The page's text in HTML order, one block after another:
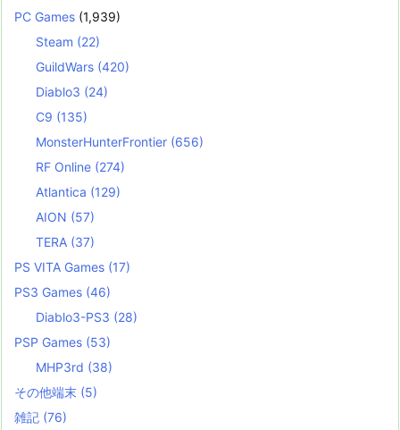
PC Games (1,939)
Steam (22)
GuildWars (420)
Diablo3 (24)
C9 (135)
MonsterHunterFrontier (656)
RF Online (274)
Atlantica (129)
AION (57)
TERA (37)
PS VITA Games (17)
PS3 Games (46)
Diablo3-PS3 (28)
PSP Games (53)
MHP3rd (38)
その他端末 (5)
雑記 (76)